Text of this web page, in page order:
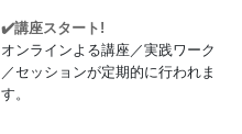
✔️講座スタート!
オンラインよる講座／実践ワーク
／セッションが定期的に行われま
す。